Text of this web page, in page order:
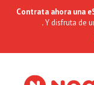
Contrata ahora una
. Y disfruta de